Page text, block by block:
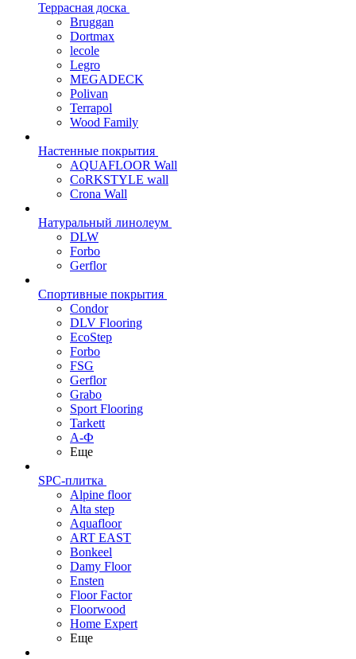
Террасная доска
Bruggan
Dortmax
lecole
Legro
MEGADECK
Polivan
Terrapol
Wood Family
Настенные покрытия
AQUAFLOOR Wall
CoRKSTYLE wall
Crona Wall
Натуральный линолеум
DLW
Forbo
Gerflor
Спортивные покрытия
Condor
DLV Flooring
EcoStep
Forbo
FSG
Gerflor
Grabo
Sport Flooring
Tarkett
А-Ф
Еще
SPC-плитка
Alpine floor
Alta step
Aquafloor
ART EAST
Bonkeel
Damy Floor
Ensten
Floor Factor
Floorwood
Home Expert
Еще